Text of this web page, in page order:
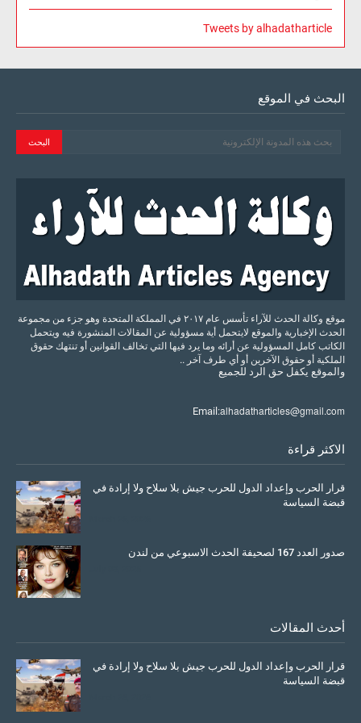
Tweets by alhadatharticle
البحث في الموقع
موقع وكالة الحدث للآراء تأسس عام ٢٠١٧ في المملكة المتحدة وهو جزء من مجموعة
الحدث الإخبارية والموقع لايتحمل أية مسؤولية عن المقالات المنشورة فيه ويتحمل
الكاتب كامل المسؤولية عن أرائه وما يرد فيها التي تخالف القوانين أو تنتهك حقوق
الملكية أو حقوق الآخرين أو أي طرف آخر ..
والموقع يكفل حق الرد للجميع
Email:alhadatharticles@gmail.com
الاكثر قراءة
قرار الحرب وإعداد الدول للحرب جيش بلا سلاح ولا إرادة في
قبضة السياسة
صدور العدد 167 لصحيفة الحدث الاسبوعي من لندن
أحدث المقالات
قرار الحرب وإعداد الدول للحرب جيش بلا سلاح ولا إرادة في
قبضة السياسة